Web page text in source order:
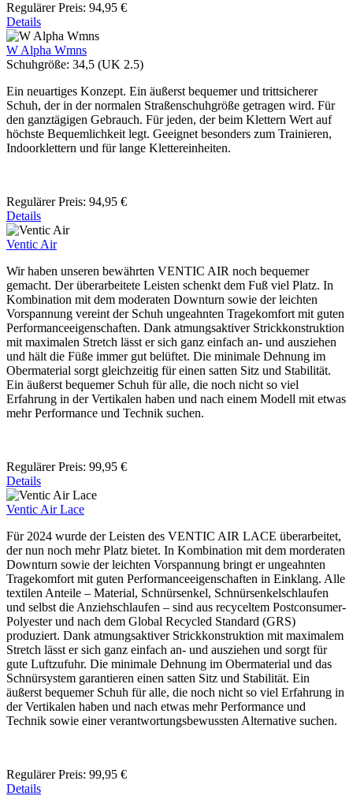
Regulärer Preis: 94,95 €
Details
W Alpha Wmns
Schuhgröße: 34,5 (UK 2.5)
Ein neuartiges Konzept. Ein äußerst bequemer und trittsicherer
Schuh, der in der normalen Straßenschuhgröße getragen wird. Für
den ganztägigen Gebrauch. Für jeden, der beim Klettern Wert auf
höchste Bequemlichkeit legt. Geeignet besonders zum Trainieren,
Indoorklettern und für lange Klettereinheiten.
Regulärer Preis: 94,95 €
Details
Ventic Air
Wir haben unseren bewährten VENTIC AIR noch bequemer
gemacht. Der überarbeitete Leisten schenkt dem Fuß viel Platz. In
Kombination mit dem moderaten Downturn sowie der leichten
Vorspannung vereint der Schuh ungeahnten Tragekomfort mit guten
Performanceeigenschaften. Dank atmungsaktiver Strickkonstruktion
mit maximalen Stretch lässt er sich ganz einfach an- und ausziehen
und hält die Füße immer gut belüftet. Die minimale Dehnung im
Obermaterial sorgt gleichzeitig für einen satten Sitz und Stabilität.
Ein äußerst bequemer Schuh für alle, die noch nicht so viel
Erfahrung in der Vertikalen haben und nach einem Modell mit etwas
mehr Performance und Technik suchen.
Regulärer Preis: 99,95 €
Details
Ventic Air Lace
Für 2024 wurde der Leisten des VENTIC AIR LACE überarbeitet,
der nun noch mehr Platz bietet. In Kombination mit dem morderaten
Downturn sowie der leichten Vorspannung bringt er ungeahnten
Tragekomfort mit guten Performanceeigenschaften in Einklang. Alle
textilen Anteile – Material, Schnürsenkel, Schnürsenkelschlaufen
und selbst die Anziehschlaufen – sind aus recyceltem Postconsumer-
Polyester und nach dem Global Recycled Standard (GRS)
produziert. Dank atmungsaktiver Strickkonstruktion mit maximalem
Stretch lässt er sich ganz einfach an- und ausziehen und sorgt für
gute Luftzufuhr. Die minimale Dehnung im Obermaterial und das
Schnürsystem garantieren einen satten Sitz und Stabilität. Ein
äußerst bequemer Schuh für alle, die noch nicht so viel Erfahrung in
der Vertikalen haben und nach etwas mehr Performance und
Technik sowie einer verantwortungsbewussten Alternative suchen.
Regulärer Preis: 99,95 €
Details